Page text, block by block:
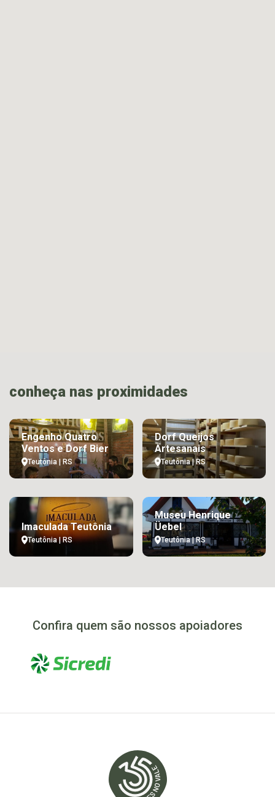
conheça nas proximidades
Engenho Quatro
Ventos e Dorf Bier
Teutônia | RS
Dorf Queijos
Artesanais
Teutônia | RS
Imaculada Teutônia
Teutônia | RS
Museu Henrique
Üebel
Teutônia | RS
Confira quem são nossos apoiadores